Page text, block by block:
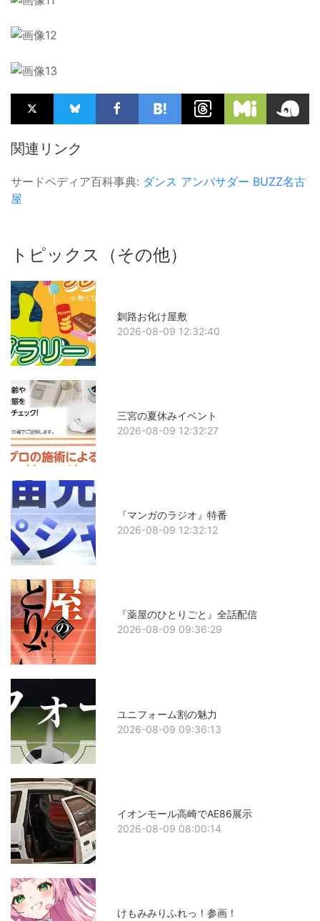
関連リンク
サードペディア百科事典: ダンス アンバサダー BUZZ名古
屋
トピックス（その他）
釧路お化け屋敷
2026-08-09 12:32:40
三宮の夏休みイベント
2026-08-09 12:32:27
『マンガのラジオ』特番
2026-08-09 12:32:12
『薬屋のひとりごと』全話配信
2026-08-09 09:36:29
ユニフォーム割の魅力
2026-08-09 09:36:13
イオンモール高崎でAE86展示
2026-08-09 08:00:14
けもみみりふれっ！参画！